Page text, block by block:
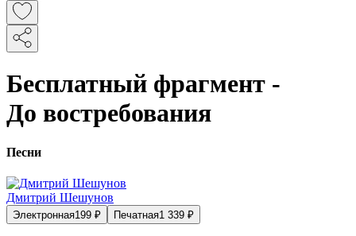
Бесплатный фрагмент -
До востребования
Песни
Дмитрий Шешунов
Электронная199 ₽ Печатная1 339 ₽